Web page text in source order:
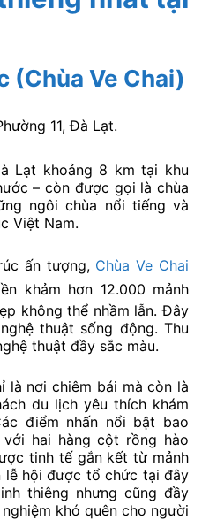
(Chùa Ve Chai)
11, Đà Lạt.
Lạt khoảng 8 km tại khu
– còn được gọi là chùa
ngôi chùa nổi tiếng và
Việt Nam.
ấn tượng, Chùa Ve Chai
khảm hơn 12.000 mảnh
không thể nhầm lẫn. Đây
thuật sống động. Thu
thuật đầy sắc màu.
là nơi chiêm bái mà còn là
du lịch yêu thích khám
điểm nhấn nổi bật bao
hai hàng cột rồng hào
tinh tế gắn kết từ mảnh
lễ hội được tổ chức tại đây
thiêng nhưng cũng đầy
khó quên cho người